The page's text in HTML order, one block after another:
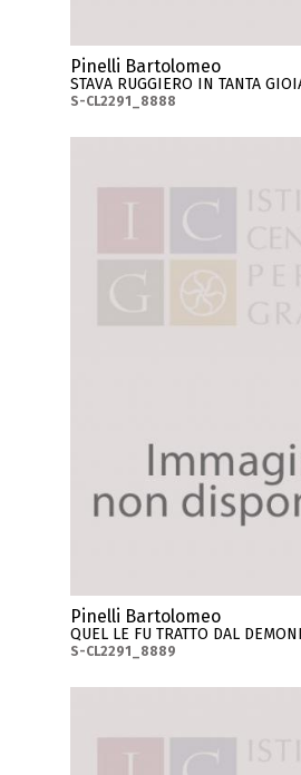
Pinelli Bartolomeo
STAVA RUGGIERO IN TANTA
S-CL2291_8888
Pinelli Bartolomeo
QUEL LE FU TRATTO DAL
S-CL2291_8889